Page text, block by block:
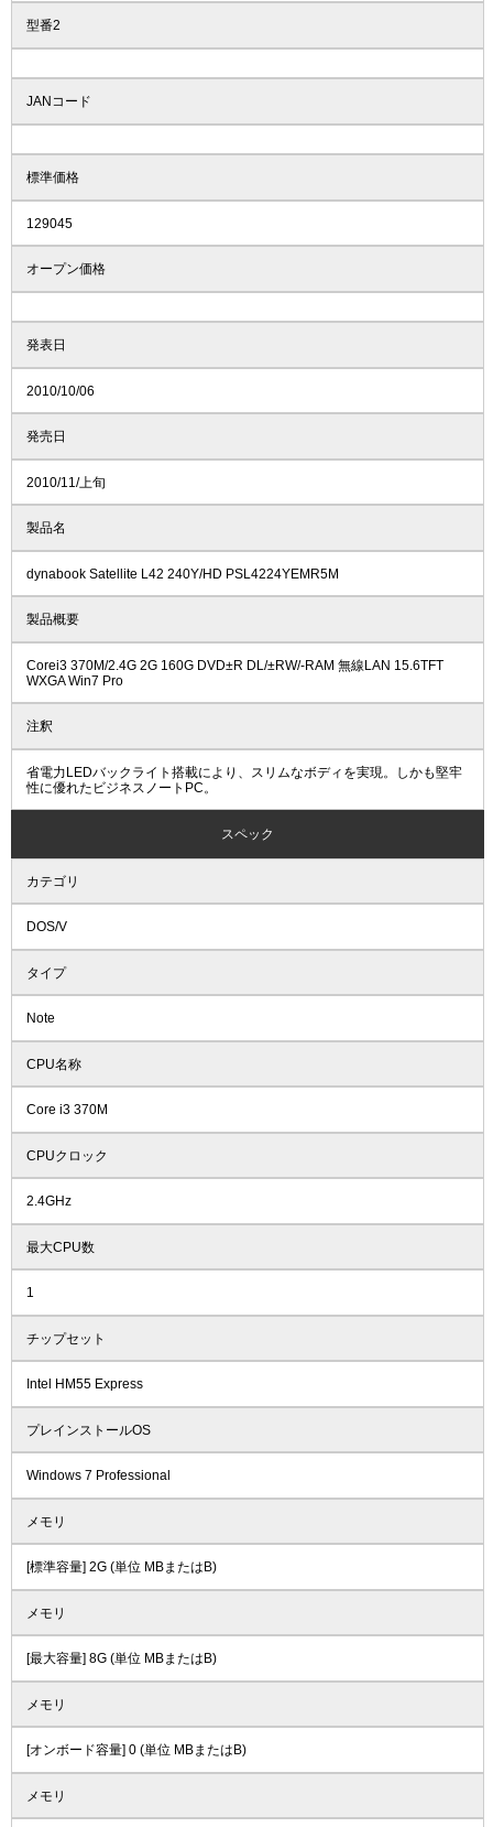
型番2
JANコード
標準価格
129045
オープン価格
発表日
2010/10/06
発売日
2010/11/上旬
製品名
dynabook Satellite L42 240Y/HD PSL4224YEMR5M
製品概要
Corei3 370M/2.4G 2G 160G DVD±R DL/±RW/-RAM 無線LAN 15.6TFT
WXGA Win7 Pro
注釈
省電力LEDバックライト搭載により、スリムなボディを実現。しかも堅牢
性に優れたビジネスノートPC。
スペック
カテゴリ
DOS/V
タイプ
Note
CPU名称
Core i3 370M
CPUクロック
2.4GHz
最大CPU数
1
チップセット
Intel HM55 Express
プレインストールOS
Windows 7 Professional
メモリ
[標準容量] 2G (単位 MBまたはB)
メモリ
[最大容量] 8G (単位 MBまたはB)
メモリ
[オンボード容量] 0 (単位 MBまたはB)
メモリ